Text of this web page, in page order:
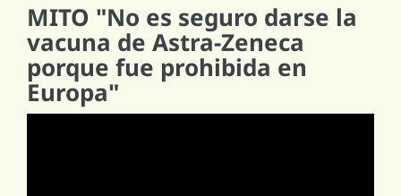
MITO "No es seguro darse la
vacuna de Astra-Zeneca
porque fue prohibida en
Europa"